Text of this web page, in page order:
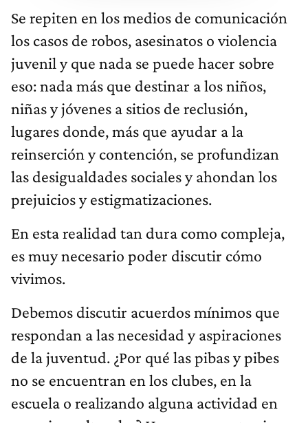
Se repiten en los medios de comunicación
los casos de robos, asesinatos o violencia
juvenil y que nada se puede hacer sobre
eso: nada más que destinar a los niños,
niñas y jóvenes a sitios de reclusión,
lugares donde, más que ayudar a la
reinserción y contención, se profundizan
las desigualdades sociales y ahondan los
prejuicios y estigmatizaciones.
En esta realidad tan dura como compleja,
es muy necesario poder discutir cómo
vivimos.
Debemos discutir acuerdos mínimos que
respondan a las necesidad y aspiraciones
de la juventud. ¿Por qué las pibas y pibes
no se encuentran en los clubes, en la
escuela o realizando alguna actividad en